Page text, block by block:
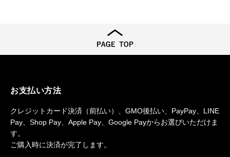
お支払い方法
クレジットカード決済（前払い）、GMO後払い、PayPay、LINE
Pay、Shop Pay、Apple Pay、Google Payからお選びいただけま
す。
ご購入時に決済が完了します。